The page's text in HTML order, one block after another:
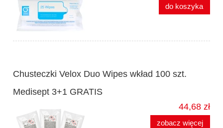
do koszyka
Chusteczki Velox Duo Wipes wkład 100 szt.
Medisept 3+1 GRATIS
44,68 zł
zobacz więcej